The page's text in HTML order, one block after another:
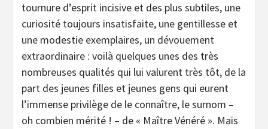
tournure d’esprit incisive et des plus subtiles, une
curiosité toujours insatisfaite, une gentillesse et
une modestie exemplaires, un dévouement
extraordinaire : voilà quelques unes des très
nombreuses qualités qui lui valurent très tôt, de la
part des jeunes filles et jeunes gens qui eurent
l’immense privilège de le connaître, le surnom –
oh combien mérité ! – de « Maître Vénéré ». Mais